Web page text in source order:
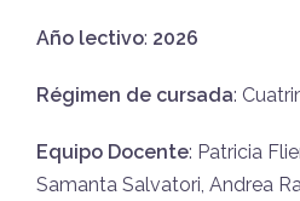
Año lectivo: 2026
Régimen de cursada:
Equipo Docente: Patricia
Samanta Salvatori, Andrea